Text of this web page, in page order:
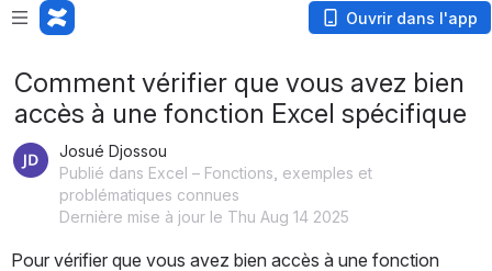
Ouvrir dans l'app
Comment vérifier que vous avez bien
accès à une fonction Excel spécifique
Josué Djossou
Publié dans Excel – Fonctions, exemples et
problématiques connues
Dernière mise à jour le Thu Aug 14 2025
Pour vérifier que vous avez bien accès à une fonction